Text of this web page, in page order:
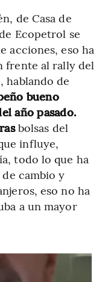
de Casa de
Ecopetrol se
acciones, eso ha
frente al rally del
hablando de
bueno
año pasado.
bolsas del
influye,
todo lo que ha
cambio y
eso no ha
a un mayor